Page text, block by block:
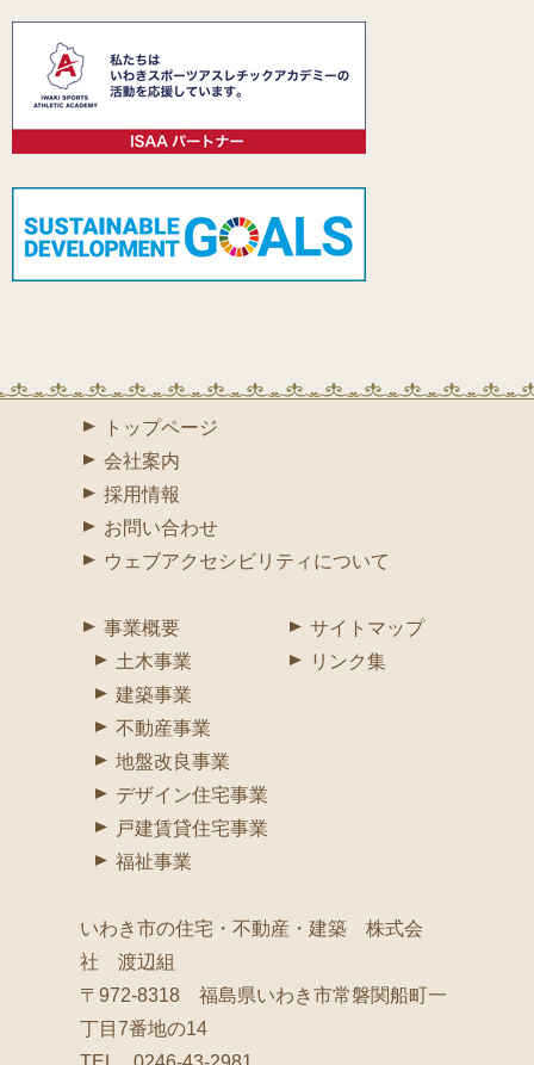
トップページ
会社案内
採用情報
お問い合わせ
ウェブアクセシビリティについて
事業概要
土木事業
建築事業
不動産事業
地盤改良事業
デザイン住宅事業
戸建賃貸住宅事業
福祉事業
サイトマップ
リンク集
いわき市の住宅・不動産・建築 株式会
社 渡辺組
〒972-8318 福島県いわき市常磐関船町一
丁目7番地の14